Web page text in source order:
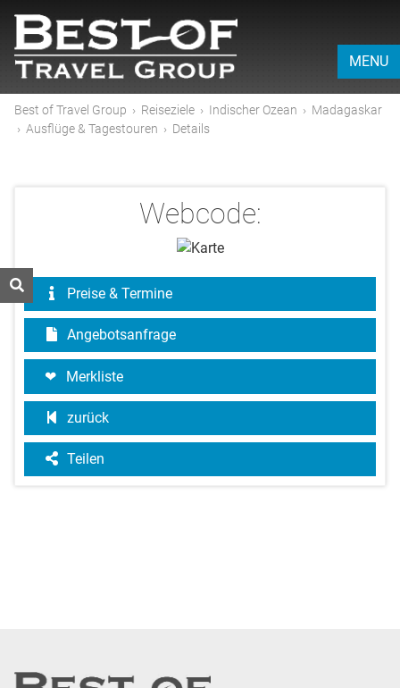
MENU
Best of Travel Group › Reiseziele › Indischer Ozean › Madagaskar
› Ausflüge & Tagestouren › Details
Webcode:
Preise & Termine
Angebotsanfrage
Merkliste
zurück
Teilen